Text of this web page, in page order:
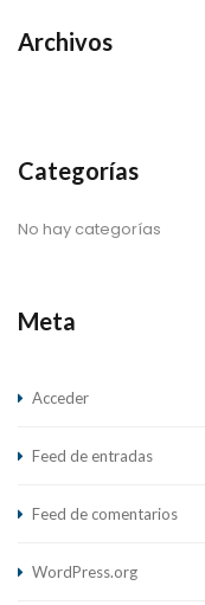
Archivos
Categorías
No hay categorías
Meta
Acceder
Feed de entradas
Feed de comentarios
WordPress.org